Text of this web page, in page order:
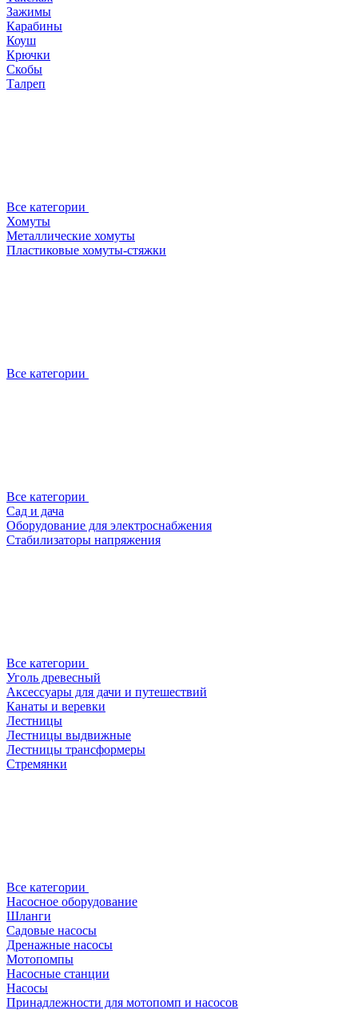
Зажимы
Карабины
Коуш
Крючки
Скобы
Талреп
Все категории
Хомуты
Металлические хомуты
Пластиковые хомуты-стяжки
Все категории
Все категории
Сад и дача
Оборудование для электроснабжения
Стабилизаторы напряжения
Все категории
Уголь древесный
Аксессуары для дачи и путешествий
Канаты и веревки
Лестницы
Лестницы выдвижные
Лестницы трансформеры
Стремянки
Все категории
Насосное оборудование
Шланги
Садовые насосы
Дренажные насосы
Мотопомпы
Насосные станции
Насосы
Принадлежности для мотопомп и насосов